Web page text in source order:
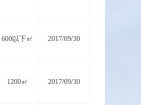
600以下㎡ 2017/09/30
1200㎡ 2017/09/30